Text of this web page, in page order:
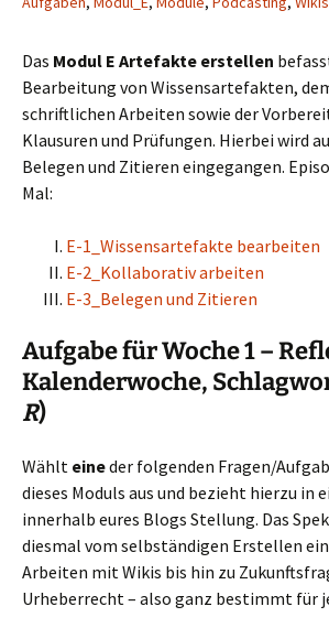
Das Modul E Artefakte erstellen
Bearbeitung von Wissensartefakten,
schriftlichen Arbeiten sowie der
Klausuren und Prüfungen. Hierbei wird
Belegen und Zitieren eingegangen.
Mal:
E-1_Wissensartefakte bearbeiten
E-2_Kollaborativ arbeiten
E-3_Belegen und Zitieren
Aufgabe für Woche 1 –
Kalenderwoche,
R)
Wählt eineder folgenden Fragen/
dieses Moduls aus und bezieht hierzu in
innerhalb eures Blogs Stellung. Das
diesmal vom selbständigen Erstellen
Arbeiten mit Wikis bis hin zu
Urheberrecht – also ganz bestimmt für